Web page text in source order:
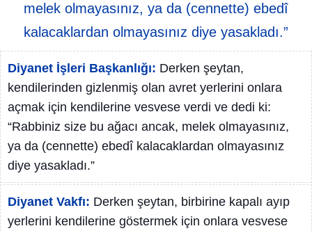
melek olmayasınız, ya da (cennette) ebedî
kalacaklardan olmayasınız diye yasakladı.”
Diyanet İşleri Başkanlığı: Derken şeytan,
kendilerinden gizlenmiş olan avret yerlerini onlara
açmak için kendilerine vesvese verdi ve dedi ki:
“Rabbiniz size bu ağacı ancak, melek olmayasınız,
ya da (cennette) ebedî kalacaklardan olmayasınız
diye yasakladı.”
Diyanet Vakfı: Derken şeytan, birbirine kapalı ayıp
yerlerini kendilerine göstermek için onlara vesvese